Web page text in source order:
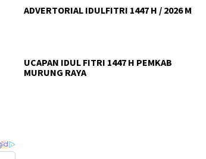
ADVERTORIAL IDULFITRI 1447 H / 2026 M
UCAPAN IDUL FITRI 1447 H PEMKAB
MURUNG RAYA